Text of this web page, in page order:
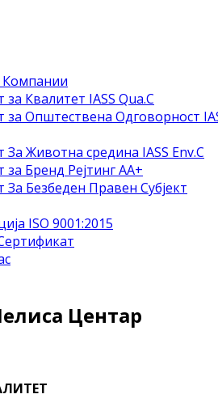
Квалитет IASS Qua.C
за Општествена Одговорност
Животна средина IASS Env.C
за Бренд Рејтинг АА+
За Безбеден Правен Субјект
ISO 9001:2015
Центар